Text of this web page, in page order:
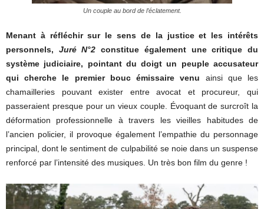
Un couple au bord de l’éclatement.
Menant à réfléchir sur le sens de la justice et les intérêts
personnels, Juré N°2 constitue également une critique du
système judiciaire, pointant du doigt un peuple accusateur
qui cherche le premier bouc émissaire venu ainsi que les
chamailleries pouvant exister entre avocat et procureur, qui
passeraient presque pour un vieux couple. Évoquant de surcroît la
déformation professionnelle à travers les vieilles habitudes de
l’ancien policier, il provoque également l’empathie du personnage
principal, dont le sentiment de culpabilité se noie dans un suspense
renforcé par l’intensité des musiques. Un très bon film du genre !